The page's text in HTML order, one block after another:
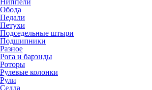
Ниппели
Обода
Педали
Петухи
Подседельные штыри
Подшипники
Разное
Рога и барэнды
Роторы
Рулевые колонки
Рули
Седла